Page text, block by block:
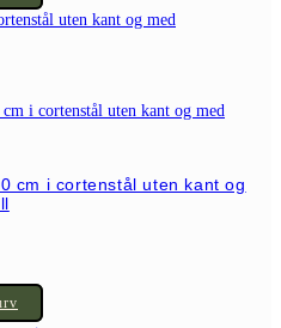
cm i cortenstål uten kant og